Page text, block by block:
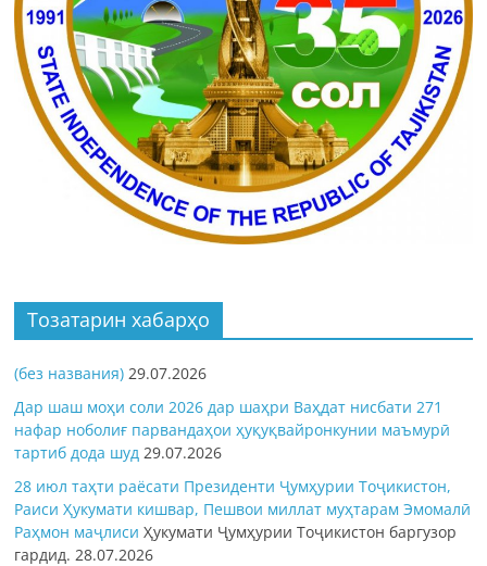
Тозатарин хабарҳо
(без названия) 29.07.2026
Дар шаш моҳи соли 2026 дар шаҳри Ваҳдат нисбати 271
нафар ноболиғ парвандаҳои ҳуқуқвайронкунии маъмурӣ
тартиб дода шуд 29.07.2026
28 июл таҳти раёсати Президенти Ҷумҳурии Тоҷикистон,
Раиси Ҳукумати кишвар, Пешвои миллат муҳтарам Эмомалӣ
Раҳмон маҷлисиҲукумати Ҷумҳурии Тоҷикистон баргузор
гардид.28.07.2026